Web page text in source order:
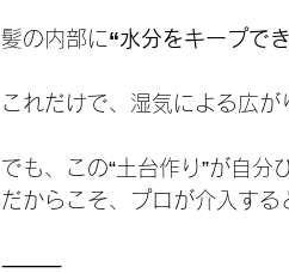
髪の内部に“水分をキープで
これだけで、湿気による広が
でも、この“土台作り”が自分
だからこそ、プロが介入する
⸻